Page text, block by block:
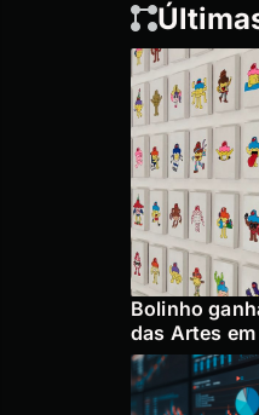
Bolinho
das Artes em